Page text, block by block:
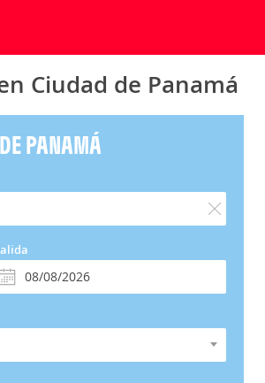
Ciudad de Panamá
PANAMÁ